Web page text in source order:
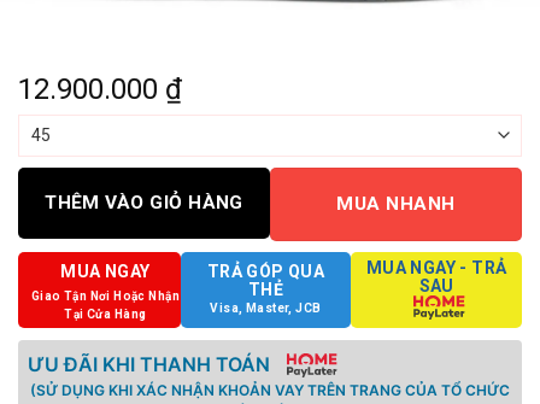
12.900.000 ₫
THÊM VÀO GIỎ HÀNG MUA NHANH
MUA NGAY
Giao Tận Nơi Hoặc Nhận
Tại Cửa Hàng
TRẢ GÓP QUA
THẺ
Visa, Master, JCB
MUA NGAY - TRẢ
SAU
ƯU ĐÃI KHI THANH TOÁN
(SỬ DỤNG KHI XÁC NHẬN KHOẢN VAY TRÊN TRANG CỦA TỔ CHỨC